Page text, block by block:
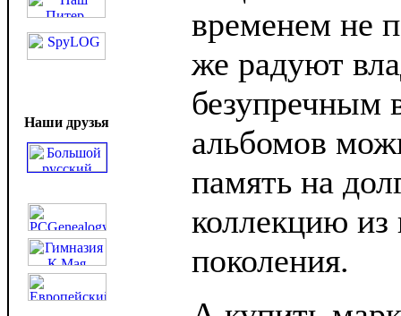
Наши друзья
временем не
же радуют
альбомов
память на
коллекцию из
поколения.